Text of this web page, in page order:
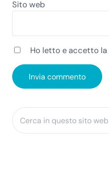
Sito web
Ho letto e accetto la
Sidebar
Cerca in questo sito web